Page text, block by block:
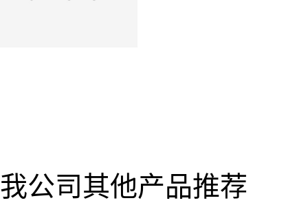
我公司其他产品推荐